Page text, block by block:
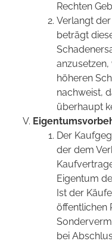
Rechten
Verlangt
beträgt
anzusetzen,
höheren
nachweist,
überhaupt
Der
der dem
Eigentum
Ist der
öffentlichen
bei